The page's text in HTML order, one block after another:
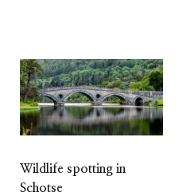
Wildlife spotting in
Schotse